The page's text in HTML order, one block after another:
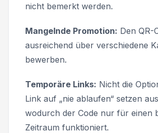
nicht bemerkt werden.
Mangelnde Promotion: Den QR-
ausreichend über verschiedene
bewerben.
Temporäre Links: Nicht die
Link auf „nie ablaufen“ setzen
wodurch der Code nur für einen
Zeitraum funktioniert.